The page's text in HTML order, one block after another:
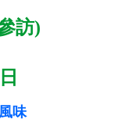
訪)
味